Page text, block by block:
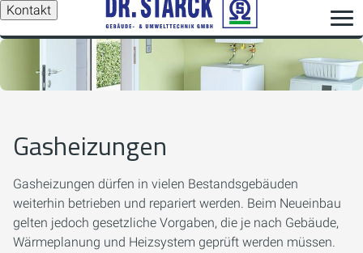
Kontakt
Gasheizungen
Gasheizungen dürfen in vielen Bestandsgebäuden
weiterhin betrieben und repariert werden. Beim Neueinbau
gelten jedoch gesetzliche Vorgaben, die je nach Gebäude,
Wärmeplanung und Heizsystem geprüft werden müssen.